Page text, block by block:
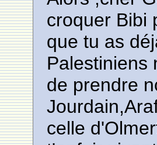
croquer Bibi
que tu as
Palestiniens
de prendre
celle